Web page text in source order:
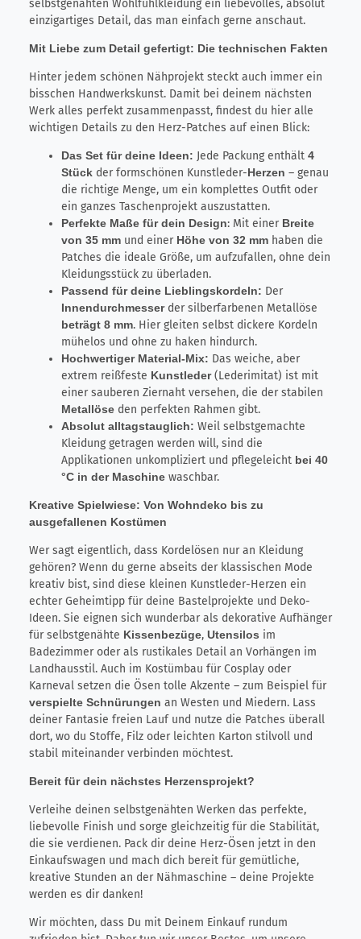
selbstgenähten Wohlfühlkleidung ein liebevolles, absolut
einzigartiges Detail, das man einfach gerne anschaut.
Mit Liebe zum Detail gefertigt: Die technischen Fakten
Hinter jedem schönen Nähprojekt steckt auch immer ein
bisschen Handwerkskunst. Damit bei deinem nächsten
Werk alles perfekt zusammenpasst, findest du hier alle
wichtigen Details zu den Herz-Patches auf einen Blick:
Das Set für deine Ideen: Jede Packung enthält 4
Stück der formschönen Kunstleder-Herzen – genau
die richtige Menge, um ein komplettes Outfit oder
ein ganzes Taschenprojekt auszustatten.
Perfekte Maße für dein Design: Mit einer Breite
von 35 mm und einer Höhe von 32 mm haben die
Patches die ideale Größe, um aufzufallen, ohne dein
Kleidungsstück zu überladen.
Passend für deine Lieblingskordeln: Der
Innendurchmesser der silberfarbenen Metallöse
beträgt 8 mm. Hier gleiten selbst dickere Kordeln
mühelos und ohne zu haken hindurch.
Hochwertiger Material-Mix: Das weiche, aber
extrem reißfeste Kunstleder(Lederimitat) ist mit
einer sauberen Ziernaht versehen, die der stabilen
Metallöse den perfekten Rahmen gibt.
Absolut alltagstauglich: Weil selbstgemachte
Kleidung getragen werden will, sind die
Applikationen unkompliziert und pflegeleicht bei 40
°C in der Maschine waschbar.
Kreative Spielwiese: Von Wohndeko bis zu
ausgefallenen Kostümen
Wer sagt eigentlich, dass Kordelösen nur an Kleidung
gehören? Wenn du gerne abseits der klassischen Mode
kreativ bist, sind diese kleinen Kunstleder-Herzen ein
echter Geheimtipp für deine Bastelprojekte und Deko-
Ideen. Sie eignen sich wunderbar als dekorative Aufhänger
für selbstgenähte Kissenbezüge, Utensilos im
Badezimmer oder als rustikales Detail an Vorhängen im
Landhausstil. Auch im Kostümbau für Cosplay oder
Karneval setzen die Ösen tolle Akzente – zum Beispiel für
verspielte Schnürungen an Westen und Miedern. Lass
deiner Fantasie freien Lauf und nutze die Patches überall
dort, wo du Stoffe, Filz oder leichten Karton stilvoll und
stabil miteinander verbinden möchtest.
Bereit für dein nächstes Herzensprojekt?
Verleihe deinen selbstgenähten Werken das perfekte,
liebevolle Finish und sorge gleichzeitig für die Stabilität,
die sie verdienen. Pack dir deine Herz-Ösen jetzt in den
Einkaufswagen und mach dich bereit für gemütliche,
kreative Stunden an der Nähmaschine – deine Projekte
werden es dir danken!
Wir möchten, dass Du mit Deinem Einkauf rundum